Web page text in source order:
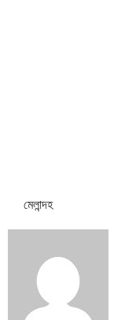
মেলান্দহ